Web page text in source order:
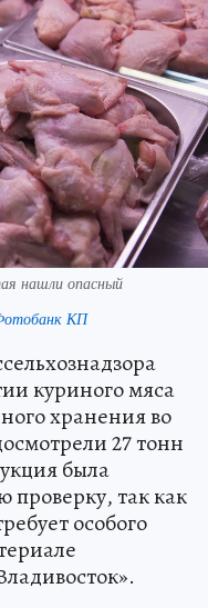
нашли опасный
КП
куриного мяса
хранения во
27 тонн
была
проверку, так как
особого